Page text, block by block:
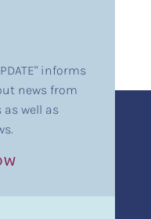
informs
news from
well as